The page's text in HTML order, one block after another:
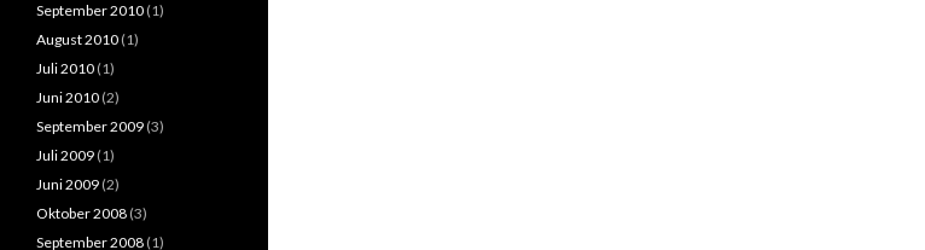
September 2010 (1)
August 2010 (1)
Juli 2010 (1)
Juni 2010 (2)
September 2009 (3)
Juli 2009 (1)
Juni 2009 (2)
Oktober 2008 (3)
September 2008 (1)